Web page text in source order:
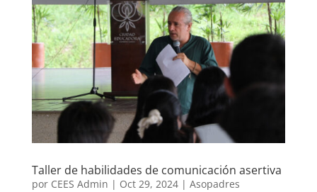
Taller de habilidades de comunicación asertiva
por CEES Admin | Oct 29, 2024| Asopadres